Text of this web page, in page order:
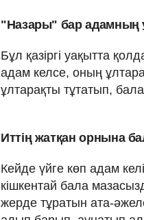
"Назары" бар адамның
Бұл қазіргі уақытта
адам келсе, оның
ұлтарақты тұтатып,
Иттің жатқан орнына
Кейде үйге көп адам
кішкентай бала
жерде тұратын ата-